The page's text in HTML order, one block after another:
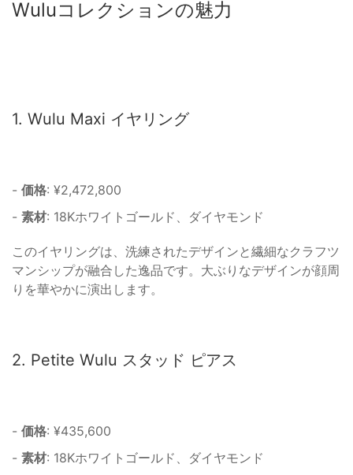
Wuluコレクションの魅力
1. Wulu Maxi イヤリング
- 価格: ¥2,472,800
- 素材: 18Kホワイトゴールド、ダイヤモンド
このイヤリングは、洗練されたデザインと繊細なクラフツ
マンシップが融合した逸品です。大ぶりなデザインが顔周
りを華やかに演出します。
2. Petite Wulu スタッド ピアス
- 価格: ¥435,600
- 素材: 18Kホワイトゴールド、ダイヤモンド